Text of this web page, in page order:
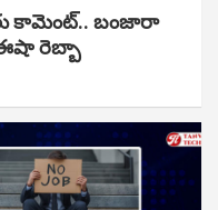
కామెంట్.. బంజారా
రెబ్బా